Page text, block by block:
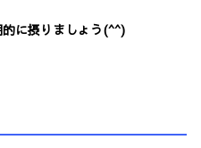
に摂りましょう(^^)